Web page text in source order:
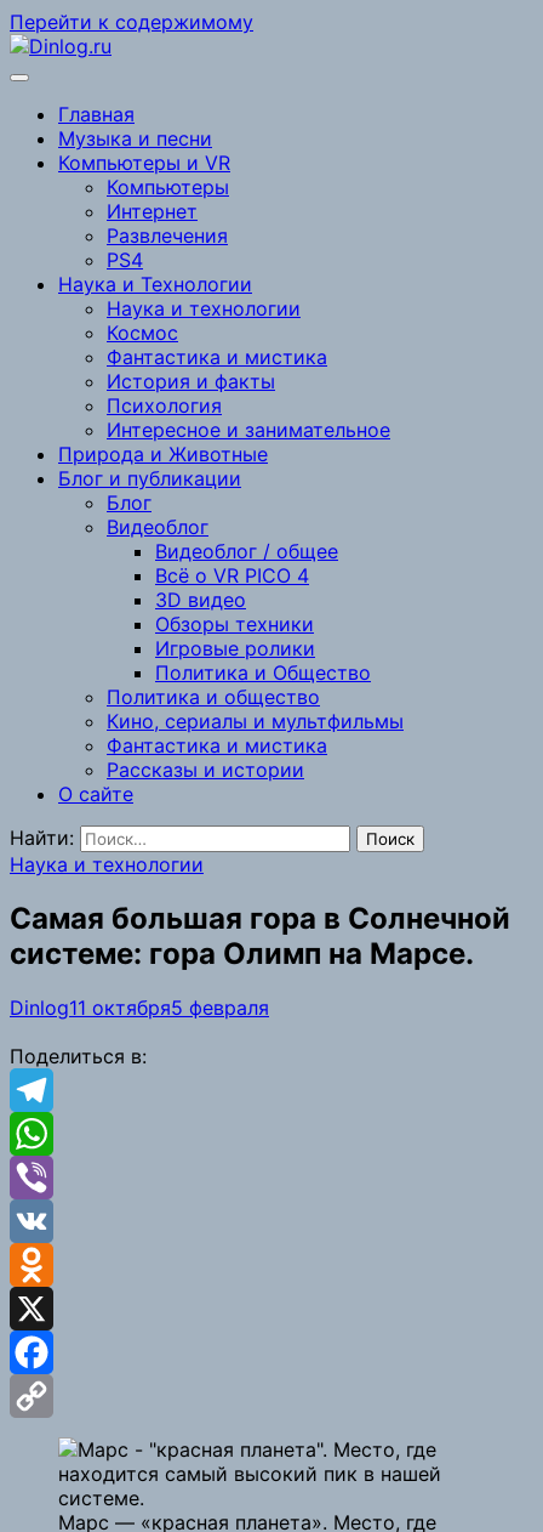
Перейти к содержимому
Главная
Музыка и песни
Компьютеры и VR
Компьютеры
Интернет
Развлечения
PS4
Наука и Технологии
Наука и технологии
Космос
Фантастика и мистика
История и факты
Психология
Интересное и занимательное
Природа и Животные
Блог и публикации
Блог
Видеоблог
Видеоблог / общее
Всё о VR PICO 4
3D видео
Обзоры техники
Игровые ролики
Политика и Общество
Политика и общество
Кино, сериалы и мультфильмы
Фантастика и мистика
Рассказы и истории
О сайте
Найти:
Наука и технологии
Самая большая гора в Солнечной
системе: гора Олимп на Марсе.
Dinlog11 октября5 февраля
Поделиться в:
Telegram
WhatsApp
Viber
VK
Odnoklassniki
X
Facebook
Copy
Марс — «красная планета». Место, где